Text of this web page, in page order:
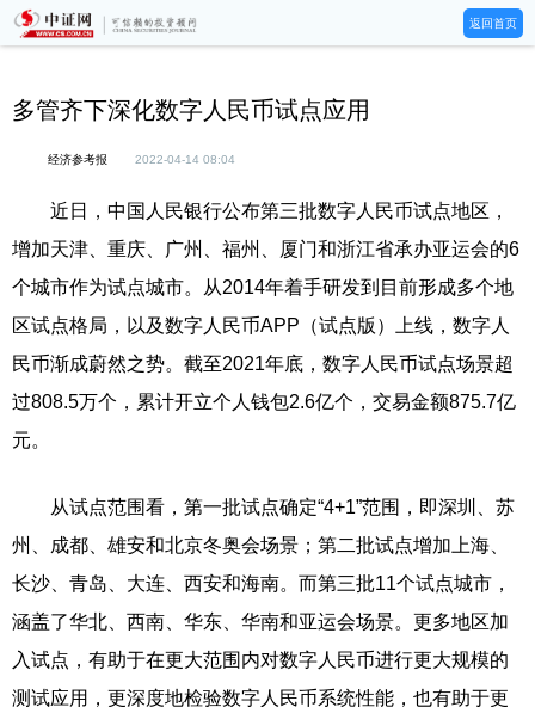
返回首页
多管齐下深化数字人民币试点应用
经济参考报 2022-04-14 08:04
近日，中国人民银行公布第三批数字人民币试点地区，
增加天津、重庆、广州、福州、厦门和浙江省承办亚运会的6
个城市作为试点城市。从2014年着手研发到目前形成多个地
区试点格局，以及数字人民币APP（试点版）上线，数字人
民币渐成蔚然之势。截至2021年底，数字人民币试点场景超
过808.5万个，累计开立个人钱包2.6亿个，交易金额875.7亿
元。
从试点范围看，第一批试点确定“4+1”范围，即深圳、苏
州、成都、雄安和北京冬奥会场景；第二批试点增加上海、
长沙、青岛、大连、西安和海南。而第三批11个试点城市，
涵盖了华北、西南、华东、华南和亚运会场景。更多地区加
入试点，有助于在更大范围内对数字人民币进行更大规模的
测试应用，更深度地检验数字人民币系统性能，也有助于更